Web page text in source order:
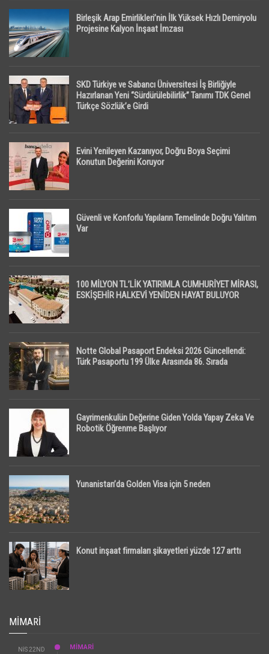
Birleşik Arap Emirlikleri’nin İlk Yüksek Hızlı Demiryolu
Projesine Kalyon İnşaat İmzası
SKD Türkiye ve Sabancı Üniversitesi İş Birliğiyle
Hazırlanan Yeni “Sürdürülebilirlik” Tanımı TDK Genel
Türkçe Sözlük’e Girdi
Evini Yenileyen Kazanıyor, Doğru Boya Seçimi
Konutun Değerini Koruyor
Güvenli ve Konforlu Yapıların Temelinde Doğru Yalıtım
Var
100 MİLYON TL’LİK YATIRIMLA CUMHURİYET MİRASI,
ESKİŞEHİR HALKEVİ YENİDEN HAYAT BULUYOR
Notte Global Pasaport Endeksi 2026 Güncellendi:
Türk Pasaportu 199 Ülke Arasında 86. Sırada
Gayrimenkulün Değerine Giden Yolda Yapay Zeka Ve
Robotik Öğrenme Başlıyor
Yunanistan’da Golden Visa için 5 neden
Konut inşaat firmaları şikayetleri yüzde 127 arttı
MIMARI
NIS 22ND
MİMARİ